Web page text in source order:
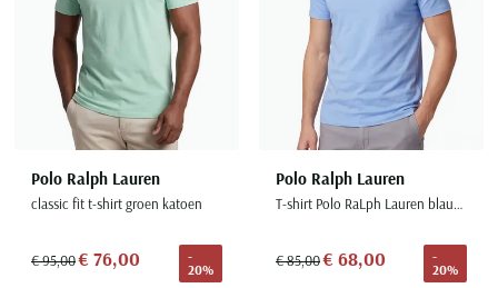
Polo Ralph Lauren
classic fit t-shirt groen katoen
€ 95,00€ 76,00
-
20%
Polo Ralph Lauren
T-shirt Polo RaLph Lauren blauw Custom Slim Fit
€ 85,00€ 68,00
-
20%